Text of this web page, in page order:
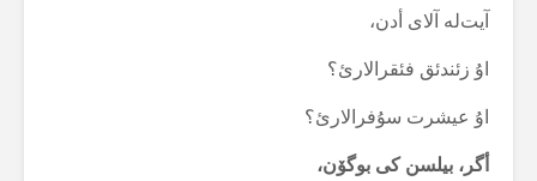
آیت‌لە آلای أدن،
اۇ زئندئق فئقرالارئ؟
اۇ عیشرت سۇفرالارئ؟
أگر، بیلسن کی بوگۆن،